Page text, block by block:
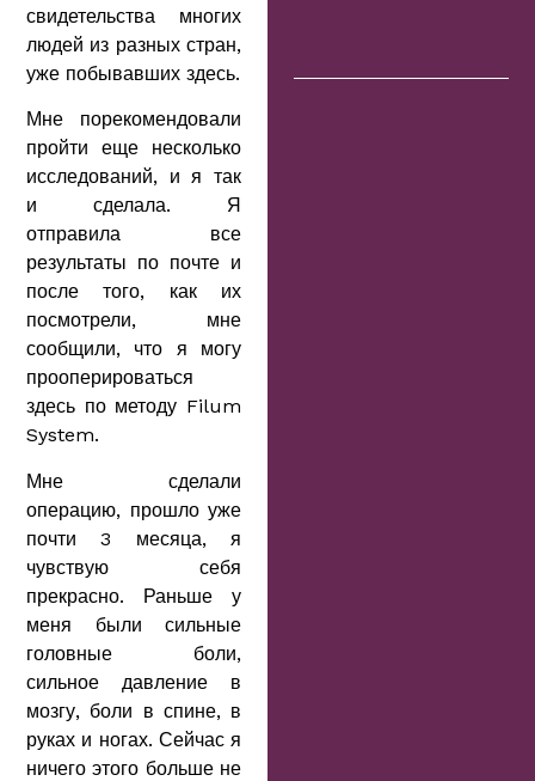
свидетельства многих
людей из разных стран,
уже побывавших здесь.
Мне порекомендовали
пройти еще несколько
исследований, и я так
и сделала. Я
отправила все
результаты по почте и
после того, как их
посмотрели, мне
сообщили, что я могу
прооперироваться
здесь по методу Filum
System.
Мне сделали
операцию, прошло уже
почти 3 месяца, я
чувствую себя
прекрасно. Раньше у
меня были сильные
головные боли,
сильное давление в
мозгу, боли в спине, в
руках и ногах. Сейчас я
ничего этого больше не